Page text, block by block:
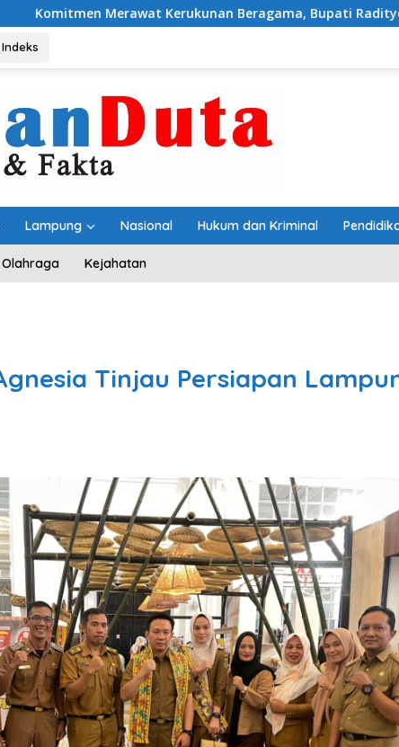
Kerukunan Beragama, Bupati Radityo Egi Dijadwalkan
Indeks
Lampung Nasional Hukum dan Kriminal
Kejahatan
Tinjau Persiapan